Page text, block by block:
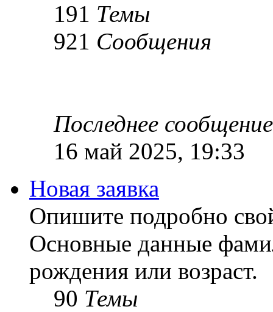
191 Темы
921 Сообщения
Последнее сообщение
16 май 2025, 19:33
Новая заявка
Опишите подробно
Основные данные
рождения или возраст.
90 Темы